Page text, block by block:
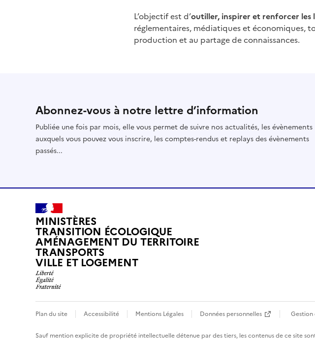
L’objectif est d’outiller, inspirer et renforcer les
réglementaires, médiatiques et économiques,
production et au partage de connaissances.
Abonnez-vous à notre lettre d’information
Publiée une fois par mois, elle vous permet de suivre nos actualités, les évènements
auxquels vous pouvez vous inscrire, les comptes-rendus et replays des évènements
passés...
MINISTÈRES
TRANSITION ÉCOLOGIQUE
AMÉNAGEMENT DU TERRITOIRE
TRANSPORTS
VILLE ET LOGEMENT
Plan du site Accessibilité Mentions Légales Données personnelles Gestion
Sauf mention explicite de propriété intellectuelle détenue par des tiers, les contenus de ce site